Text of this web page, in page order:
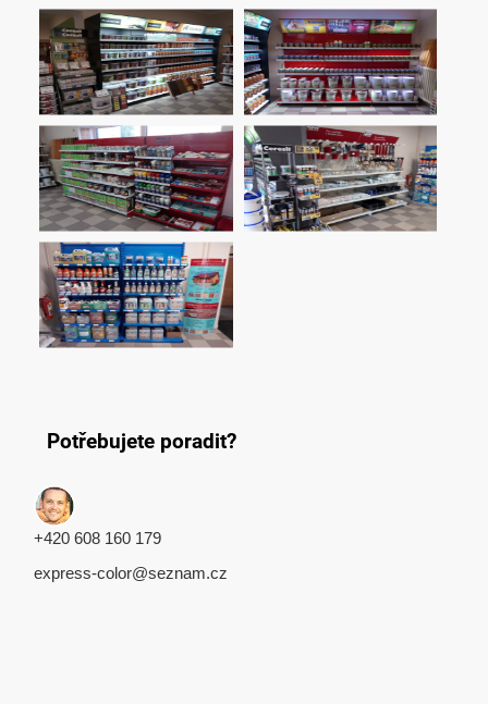
Potřebujete poradit?
+420 608 160 179
express-color@seznam.cz